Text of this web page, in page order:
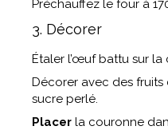
Préchauffez le four à
3. Décorer
Étaler l’œuf battu sur la
Décorer avec des
sucre perlé.
Placer la couronne